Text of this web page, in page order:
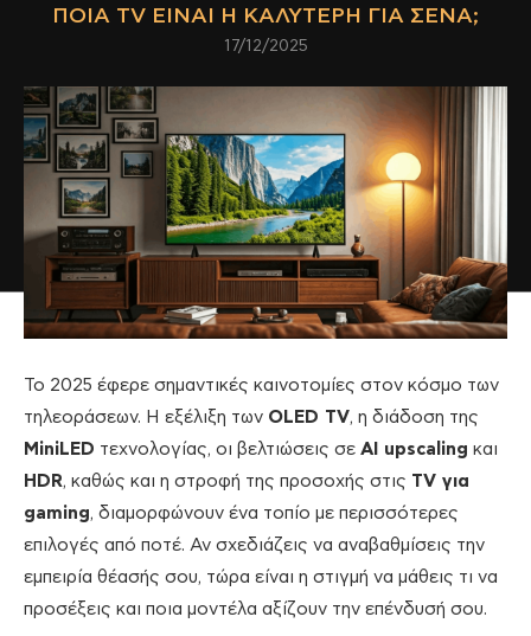
ΠΟΙΑ TV ΕΊΝΑΙ Η ΚΑΛΎΤΕΡΗ ΓΙΑ ΣΈΝΑ;
17/12/2025
Το 2025 έφερε σημαντικές καινοτομίες στον κόσμο των
τηλεοράσεων. Η εξέλιξη των OLED TV, η διάδοση της
MiniLED τεχνολογίας, οι βελτιώσεις σε AI upscaling και
HDR, καθώς και η στροφή της προσοχής στις TV για
gaming, διαμορφώνουν ένα τοπίο με περισσότερες
επιλογές από ποτέ. Αν σχεδιάζεις να αναβαθμίσεις την
εμπειρία θέασής σου, τώρα είναι η στιγμή να μάθεις τι να
προσέξεις και ποια μοντέλα αξίζουν την επένδυσή σου.